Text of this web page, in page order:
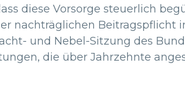
diese Vorsorge steuerlich
nachträglichen Beitragspflicht
und Nebel-Sitzung des
die über Jahrzehnte